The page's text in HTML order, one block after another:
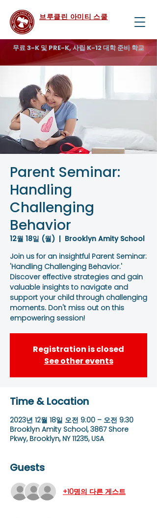
브루클린 아미티 스쿨
무료 3-K 및 PRE-K, 사립 K-12 대학 준비 학교
Parent Seminar:
Handling
Challenging
Behavior
12월 18일 (월)
  |
Brooklyn Amity School
Join us for an insightful Parent Seminar:
'Handling Challenging Behavior.'
Discover effective strategies and gain
valuable insights to navigate and
support your child through challenging
moments. Don't miss out on this
empowering session!
Registration is closed
See other events
Time & Location
2023년 12월 18일 오전 9:00 – 오전 9:30
Brooklyn Amity School, 3867 Shore
Pkwy, Brooklyn, NY 11235, USA
Guests
+10명의 다른 게스트